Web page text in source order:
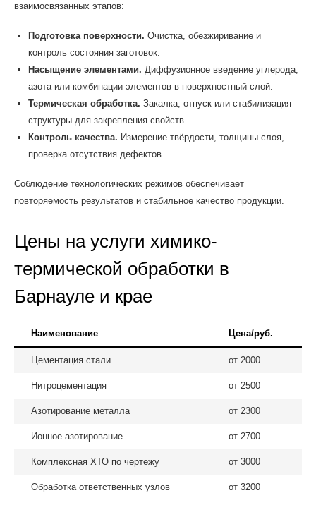
взаимосвязанных этапов:
Подготовка поверхности. Очистка, обезжиривание и
контроль состояния заготовок.
Насыщение элементами. Диффузионное введение углерода,
азота или комбинации элементов в поверхностный слой.
Термическая обработка. Закалка, отпуск или стабилизация
структуры для закрепления свойств.
Контроль качества. Измерение твёрдости, толщины слоя,
проверка отсутствия дефектов.
Соблюдение технологических режимов обеспечивает
повторяемость результатов и стабильное качество продукции.
Цены на услуги химико-
термической обработки в
Барнауле и крае
Наименование Цена/руб.
Цементация стали от 2000
Нитроцементация от 2500
Азотирование металла от 2300
Ионное азотирование от 2700
Комплексная ХТО по чертежу от 3000
Обработка ответственных узлов от 3200